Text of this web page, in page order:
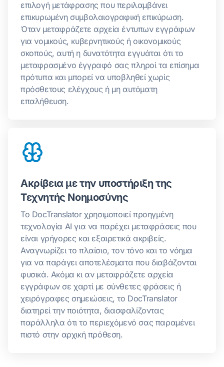
επιλογή μετάφρασης που περιλαμβάνει
επικυρωμένη συμβολαιογραφική επικύρωση.
Όταν μεταφράζετε αρχεία έντυπων εγγράφων
για νομικούς, κυβερνητικούς ή οικονομικούς
σκοπούς, αυτή η δυνατότητα εγγυάται ότι το
μεταφρασμένο έγγραφό σας πληροί τα επίσημα
πρότυπα και μπορεί να υποβληθεί χωρίς
πρόσθετους ελέγχους ή μη αυτόματη
επαλήθευση.
Ακρίβεια με την υποστήριξη της
Τεχνητής Νοημοσύνης
Το DocTranslator χρησιμοποιεί προηγμένη
τεχνολογία AI για να παρέχει μεταφράσεις που
είναι γρήγορες και εξαιρετικά ακριβείς.
Αναγνωρίζει το πλαίσιο, τον τόνο και το νόημα
για να παράγει αποτελέσματα που διαβάζονται
φυσικά. Ακόμα κι αν μεταφράζετε αρχεία
εγγράφων σε χαρτί με σύνθετες φράσεις ή
χειρόγραφες σημειώσεις, το DocTranslator
διατηρεί την ποιότητα, διασφαλίζοντας
παράλληλα ότι το περιεχόμενό σας παραμένει
πιστό στην αρχική πρόθεση.